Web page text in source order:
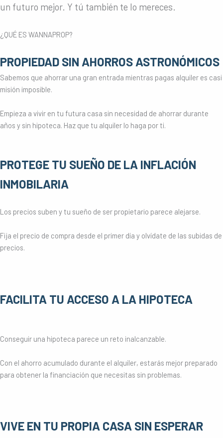
un futuro mejor. Y tú también te lo mereces.
¿QUÉ ES WANNAPROP?
PROPIEDAD SIN AHORROS ASTRONÓMICOS
Sabemos que ahorrar una gran entrada mientras pagas alquiler es casi
misión imposible.
Empieza a vivir en tu futura casa sin necesidad de ahorrar durante
años y sin hipoteca. Haz que tu alquiler lo haga por ti.
PROTEGE TU SUEÑO DE LA INFLACIÓN
INMOBILARIA
Los precios suben y tu sueño de ser propietario parece alejarse.
Fija el precio de compra desde el primer día y olvídate de las subidas de
precios.
FACILITA TU ACCESO A LA HIPOTECA
Conseguir una hipoteca parece un reto inalcanzable.
Con el ahorro acumulado durante el alquiler, estarás mejor preparado
para obtener la financiación que necesitas sin problemas.
VIVE EN TU PROPIA CASA SIN ESPERAR